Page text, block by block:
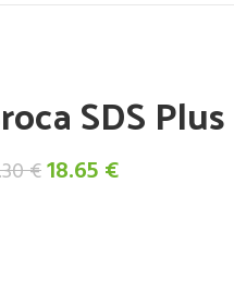
SDS
€El
18.65 €El